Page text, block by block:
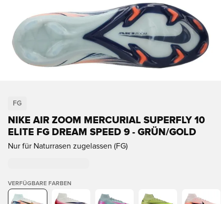
FG
NIKE AIR ZOOM MERCURIAL SUPERFLY 10
ELITE FG DREAM SPEED 9 - GRÜN/GOLD
Nur für Naturrasen zugelassen (FG)
VERFÜGBARE FARBEN